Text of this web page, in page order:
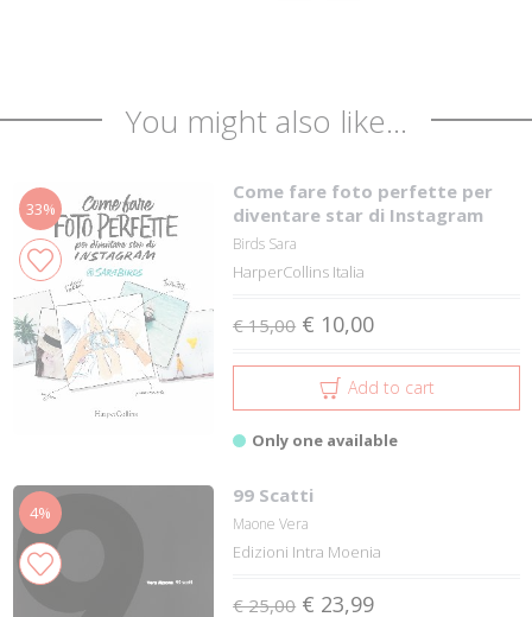
You might also like...
33%
Come fare foto perfette per
diventare star di Instagram
Birds Sara
HarperCollins Italia
€ 15,00 € 10,00
Add to cart
Only one available
4%
99 Scatti
Maone Vera
Edizioni Intra Moenia
€ 25,00 € 23,99